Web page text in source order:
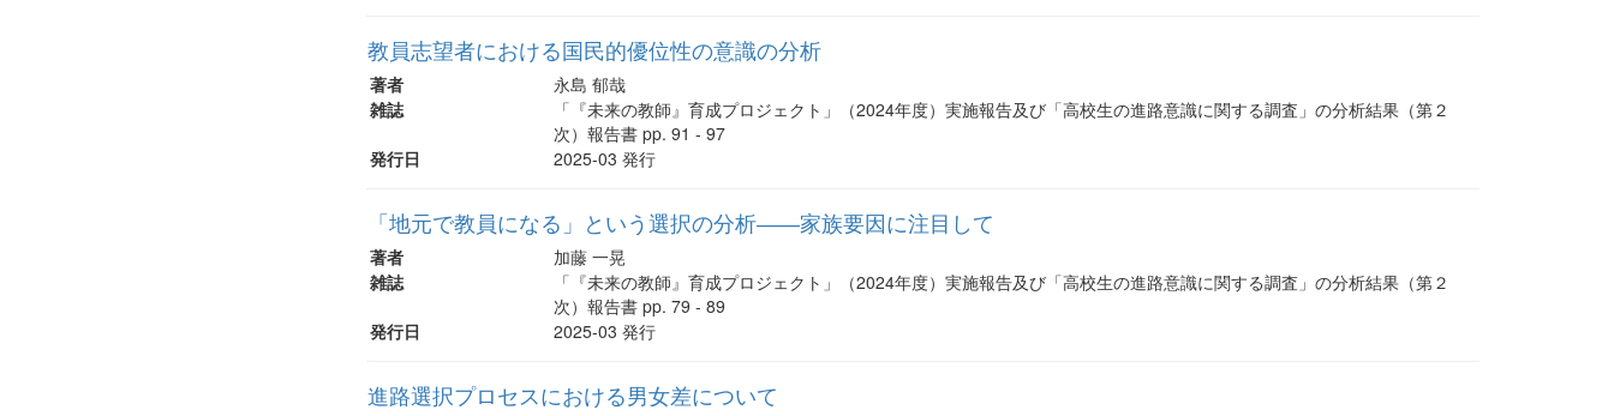
教員志望者における国民的優位性の意識の分析
著者
永島 郁哉
雑誌
「『未来の教師』育成プロジェクト」（2024年度）実施報告及び「高校生の進路意識に関する調査」の分析結果（第２
次）報告書 pp. 91 - 97
発行日
2025-03 発行
「地元で教員になる」という選択の分析――家族要因に注目して
著者
加藤 一晃
雑誌
「『未来の教師』育成プロジェクト」（2024年度）実施報告及び「高校生の進路意識に関する調査」の分析結果（第２
次）報告書 pp. 79 - 89
発行日
2025-03 発行
進路選択プロセスにおける男女差について